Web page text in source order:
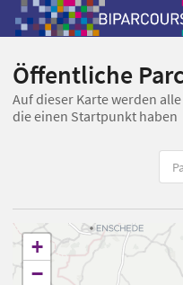
Öffentliche
Auf dieser Karte werden
die einen Startpunkt haben
+
−